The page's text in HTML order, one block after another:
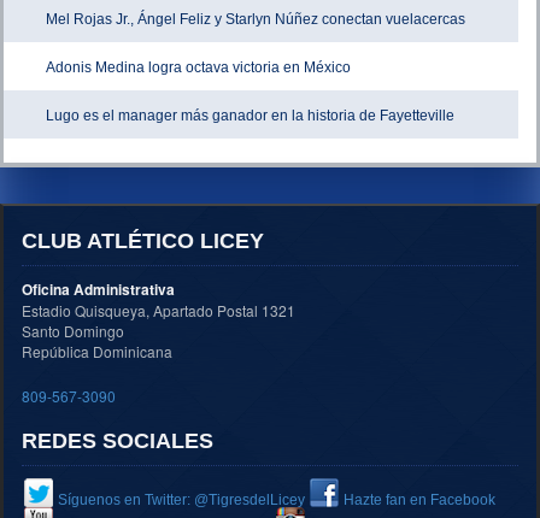
Mel Rojas Jr., Ángel Feliz y Starlyn Núñez conectan vuelacercas
Adonis Medina logra octava victoria en México
Lugo es el manager más ganador en la historia de Fayetteville
CLUB ATLÉTICO LICEY
Oficina Administrativa
Estadio Quisqueya, Apartado Postal 1321
Santo Domingo
República Dominicana
809-567-3090
REDES SOCIALES
Síguenos en Twitter: @TigresdelLicey
Hazte fan en Facebook